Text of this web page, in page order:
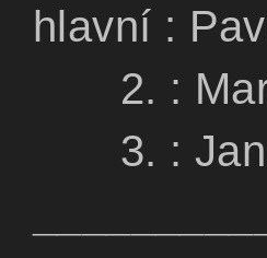
hlavní :
2. :
3. :